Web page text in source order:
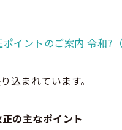
イントのご案内 令和7
込まれています。
の主なポイント